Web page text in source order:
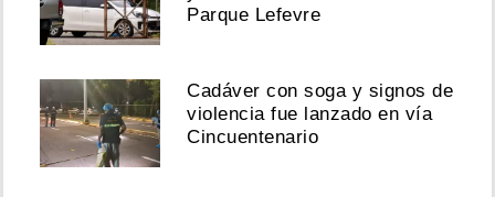
Parque Lefevre
Cadáver con soga y signos de
violencia fue lanzado en vía
Cincuentenario